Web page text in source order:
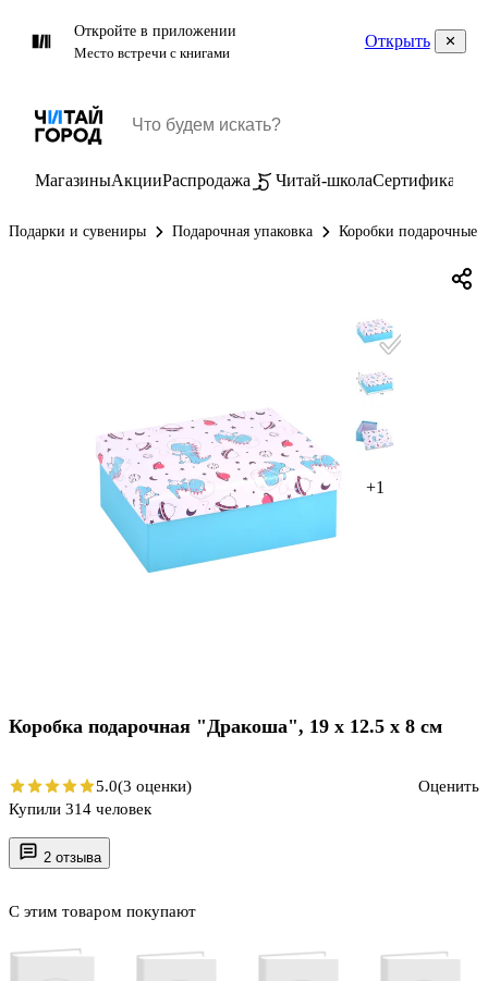
Откройте в приложении
Место встречи с книгами
Открыть
МагазиныАкцииРаспродажа Читай-школаСертификаты
Подарки и сувениры Подарочная упаковка Коробки подарочные
+1
2 отзыва
С этим товаром покупают
Коробка подарочная "Дракоша", 19 х 12.5 х 8 см
5.0(3 оценки)
Оценить
Купили 314 человек